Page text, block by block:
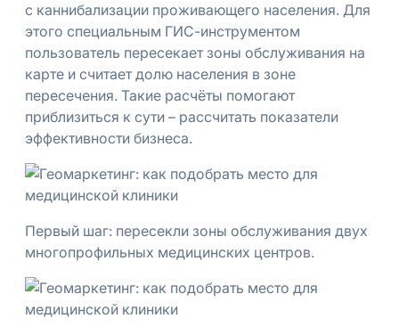
с каннибализации проживающего населения. Для
этого специальным ГИС-инструментом
пользователь пересекает зоны обслуживания на
карте и считает долю населения в зоне
пересечения. Такие расчёты помогают
приблизиться к сути – рассчитать показатели
эффективности бизнеса.
Первый шаг: пересекли зоны обслуживания двух
многопрофильных медицинских центров.